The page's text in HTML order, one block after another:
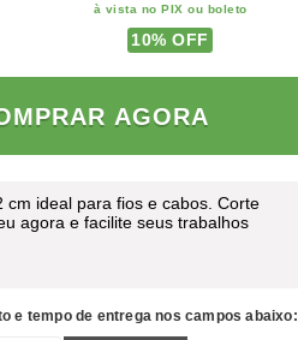
à vista no PIX ou boleto
10% OFF
AGORA
cm ideal para fios e cabos. Corte
agora e facilite seus trabalhos
e tempo de entrega nos campos abaixo: